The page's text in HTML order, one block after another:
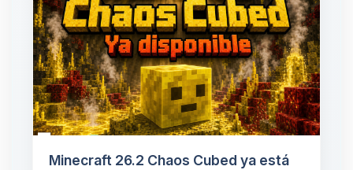
Minecraft 26.2 Chaos Cubed ya está